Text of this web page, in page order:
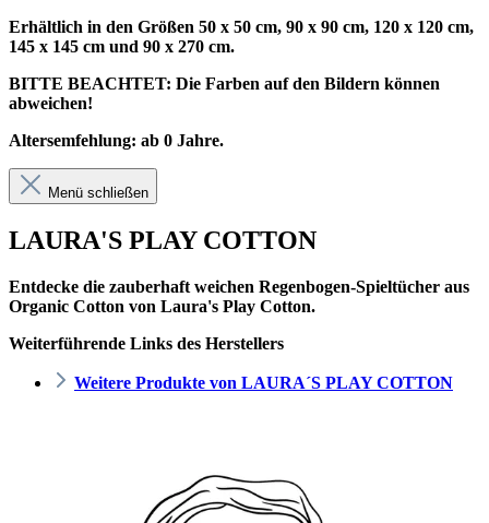
Erhältlich in den Größen 50 x 50 cm, 90 x 90 cm, 120 x 120 cm,
145 x 145 cm und 90 x 270 cm.
BITTE BEACHTET: Die Farben auf den Bildern können
abweichen!
Altersemfehlung: ab 0 Jahre.
Menü schließen
LAURA'S PLAY COTTON
Entdecke die zauberhaft weichen Regenbogen-Spieltücher aus
Organic Cotton von Laura's Play Cotton.
Weiterführende Links des Herstellers
Weitere Produkte von LAURA´S PLAY COTTON